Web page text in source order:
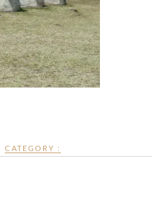
CATEGORY :